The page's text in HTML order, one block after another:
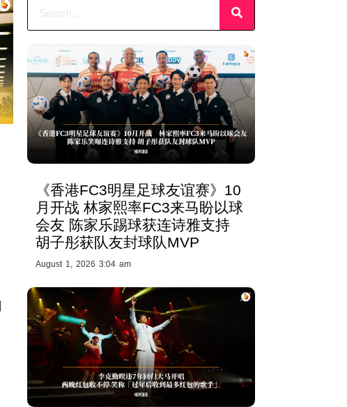
《香港FC3明星足球友谊赛》10
月开战 林家熙率FC3来马盼以球
会友 陈家乐踢球获连诗雅支持
胡子彤获队友封球队MVP
August 1, 2026 3:04 am